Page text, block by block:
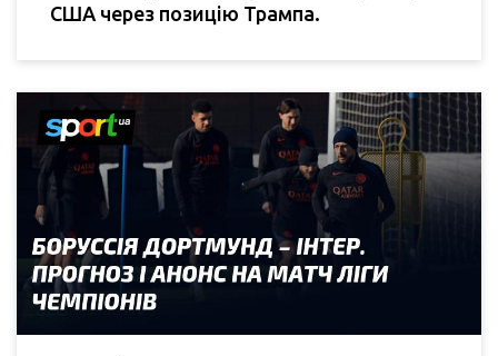
США через позицію Трампа.